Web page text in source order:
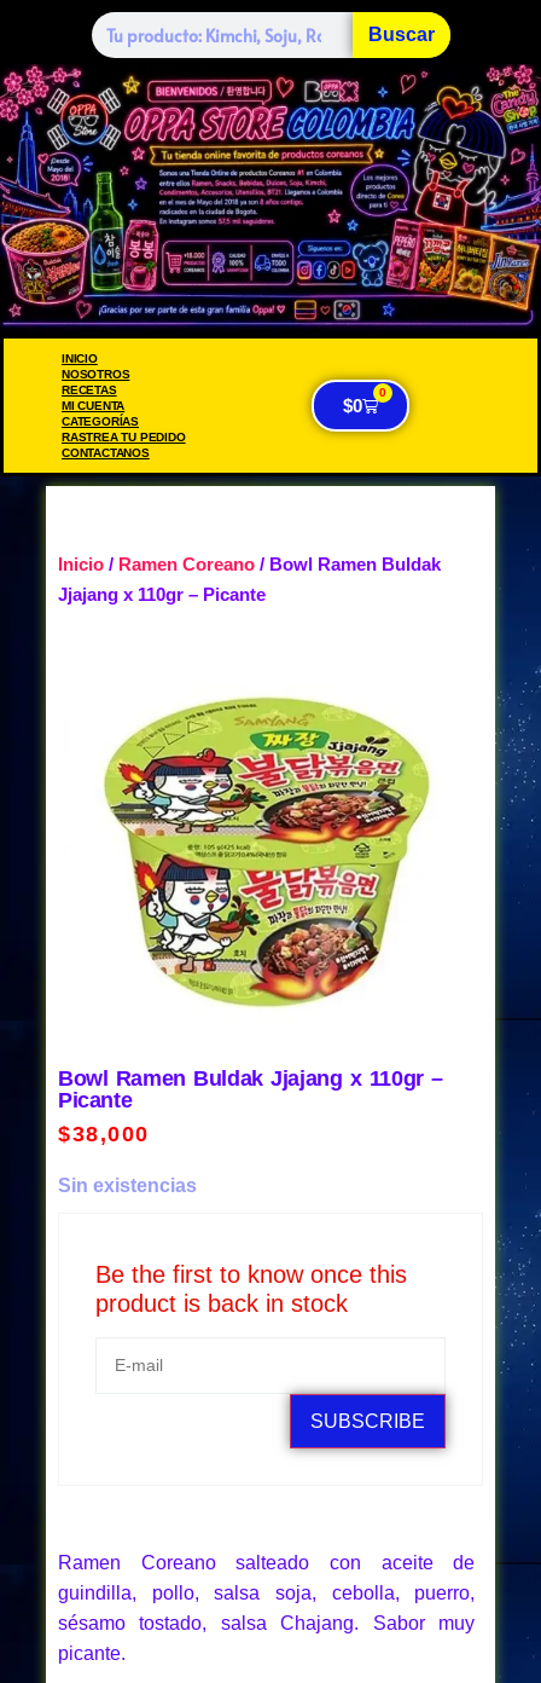
Buscar
INICIO
NOSOTROS
RECETAS
MI CUENTA
CATEGORÍAS
RASTREA TU PEDIDO
CONTACTANOS
$0
0
Inicio / Ramen Coreano / Bowl Ramen Buldak
Jjajang x 110gr – Picante
Bowl Ramen Buldak Jjajang x 110gr –
Picante
$38,000
Sin existencias
Be the first to know once this
product is back in stock
SUBSCRIBE
Ramen Coreano salteado con aceite de
guindilla, pollo, salsa soja, cebolla, puerro,
sésamo tostado, salsa Chajang. Sabor muy
picante.